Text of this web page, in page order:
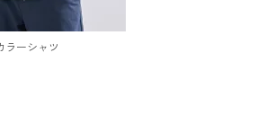
ラーシャツ